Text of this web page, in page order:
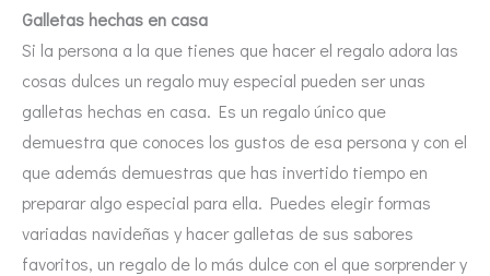
Galletas hechas en casa
Si la persona a la que tienes que hacer el regalo adora las
cosas dulces un regalo muy especial pueden ser unas
galletas hechas en casa. Es un regalo único que
demuestra que conoces los gustos de esa persona y con el
que además demuestras que has invertido tiempo en
preparar algo especial para ella. Puedes elegir formas
variadas navideñas y hacer galletas de sus sabores
favoritos, un regalo de lo más dulce con el que sorprender y